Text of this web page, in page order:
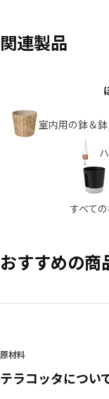
関連製品
室内用の鉢＆
すべて
おすすめの商
原材料
テラコッタについ